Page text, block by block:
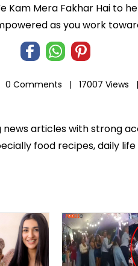
Mera Fakhar Hai to
as you work
0 Comments | 17007 Views |
articles with strong
food recipes, daily